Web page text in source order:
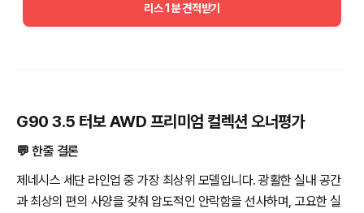
리스 1분 견적받기
G90 3.5 터보 AWD 프리미엄 컬렉션 오너평가
💬 한줄 결론
제네시스 세단 라인업 중 가장 최상위 모델입니다. 광활한 실내 공간
과 최상의 편의 사양을 갖춰 압도적인 안락함을 선사하며, 고요한 실